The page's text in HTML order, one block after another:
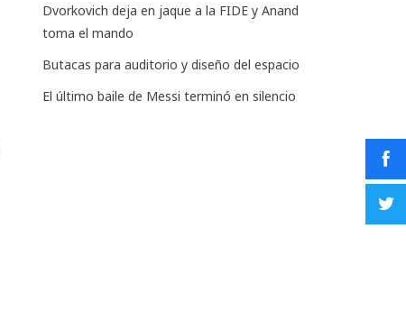
Dvorkovich deja en jaque a la FIDE y Anand
toma el mando
Butacas para auditorio y diseño del espacio
El último baile de Messi terminó en silencio